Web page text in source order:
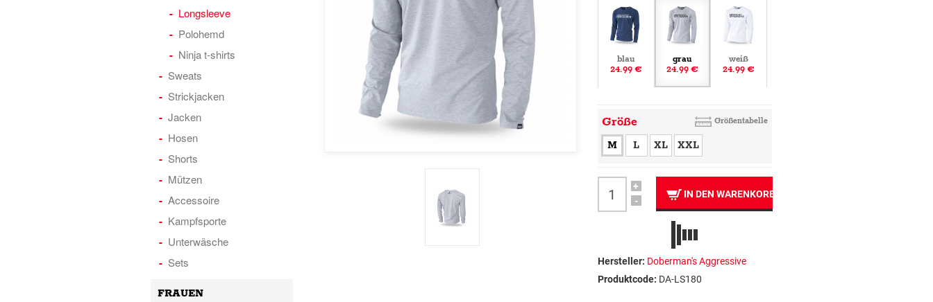
blau
24.99 €
grau
24.99 €
weiß
24.99 €
Größe Größentabelle
M L XL XXL
+
-
IN DEN WARENKORB
Hersteller: Doberman's Aggressive
Produktcode: DA-LS180
Longsleeve
Polohemd
Ninja t-shirts
Sweats
Strickjacken
Jacken
Hosen
Shorts
Mützen
Accessoire
Kampfsporte
Unterwäsche
Sets
FRAUEN